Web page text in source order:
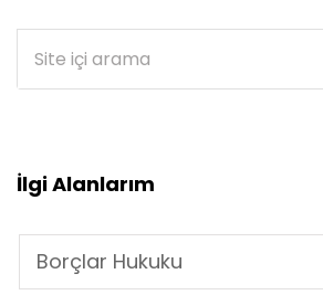
İlgi Alanlarım
Borçlar Hukuku